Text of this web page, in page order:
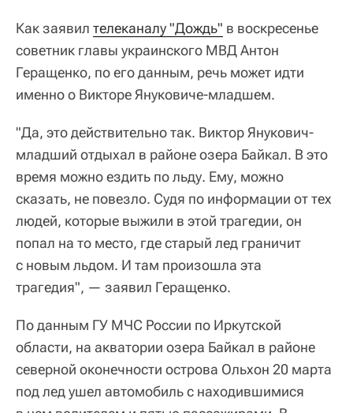
Как заявил телеканалу "Дождь" в воскресенье
советник главы украинского МВД Антон
Геращенко, по его данным, речь может идти
именно о Викторе Януковиче-младшем.
"Да, это действительно так. Виктор Янукович-
младший отдыхал в районе озера Байкал. В это
время можно ездить по льду. Ему, можно
сказать, не повезло. Судя по информации от тех
людей, которые выжили в этой трагедии, он
попал на то место, где старый лед граничит
с новым льдом. И там произошла эта
трагедия", — заявил Геращенко.
По данным ГУ МЧС России по Иркутской
области, на акватории озера Байкал в районе
северной оконечности острова Ольхон 20 марта
под лед ушел автомобиль с находившимися